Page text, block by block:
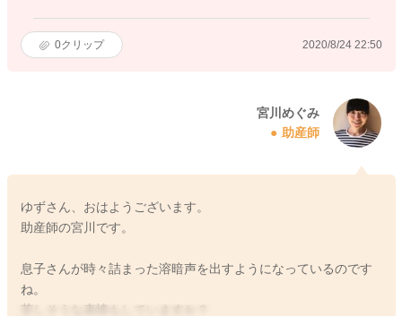
0クリップ 2020/8/24 22:50
宮川めぐみ
助産師
ゆずさん、おはようございます。
助産師の宮川です。
息子さんが時々詰まった溶暗声を出すようになっているのです
ね。